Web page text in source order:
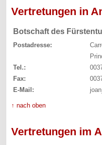
Vertretungen in
Botschaft des
Postadresse:
Tel.:
Fax:
E-Mail:
↑ nach oben
Vertretungen im